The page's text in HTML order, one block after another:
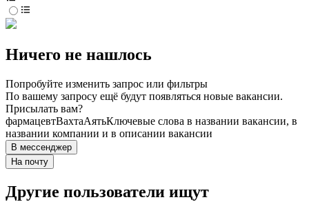
Ничего не нашлось
Попробуйте изменить запрос или фильтры
По вашему запросу ещё будут появляться новые вакансии.
Присылать вам?
фармацевтВахтаАятьКлючевые слова в названии вакансии, в
названии компании и в описании вакансии
В мессенджер
На почту
Другие пользователи ищут